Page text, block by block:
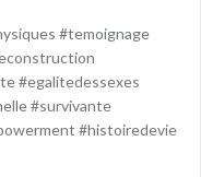
#temoignage
#egalitedessexes
#survivante
#histoiredevie